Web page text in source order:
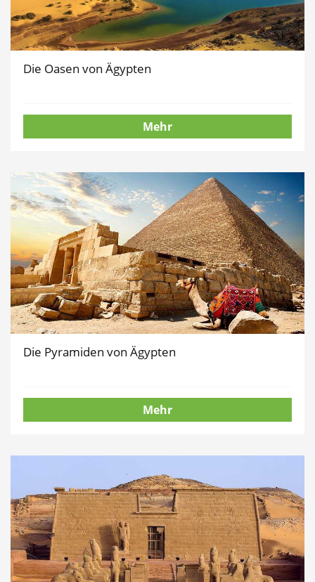
Die Oasen von Ägypten
Mehr
Die Pyramiden von Ägypten
Mehr